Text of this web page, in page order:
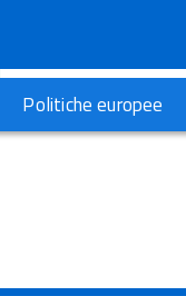
Politiche europee